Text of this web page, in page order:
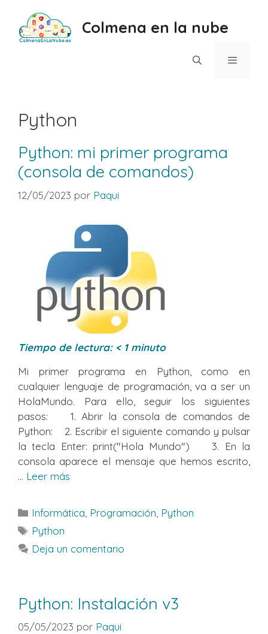
contenido
Colmena en la nube
Python
Python: mi primer programa
(consola de comandos)
12/05/2023 por Paqui
Tiempo de lectura: < 1 minuto
Mi primer programa en Python, como en
cualquier lenguaje de programación, va a ser un
HolaMundo. Para ello, seguir los siguientes
pasos: 1. Abrir la consola de comandos de
Python: 2. Escribir el siguiente comando y pulsar
la tecla Enter: print("Hola Mundo") 3. En la
consola aparece el mensaje que hemos escrito,
... Leer más
Categorías
Informática Programación Python
Etiquetas
Python
Deja un comentario
Python: Instalación v3
05/05/2023 por Paqui